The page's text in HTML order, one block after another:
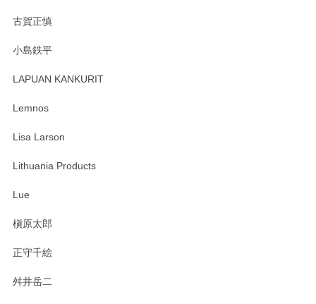
古賀正慎
小島鉄平
LAPUAN KANKURIT
Lemnos
Lisa Larson
Lithuania Products
Lue
槇原太郎
正守千絵
舛井岳二